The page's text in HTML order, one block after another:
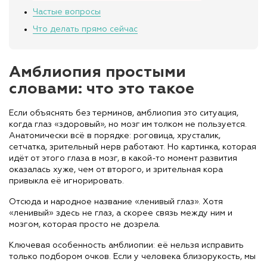
Частые вопросы
Что делать прямо сейчас
Амблиопия простыми
словами: что это такое
Если объяснять без терминов, амблиопия это ситуация,
когда глаз «здоровый», но мозг им толком не пользуется.
Анатомически всё в порядке: роговица, хрусталик,
сетчатка, зрительный нерв работают. Но картинка, которая
идёт от этого глаза в мозг, в какой-то момент развития
оказалась хуже, чем от второго, и зрительная кора
привыкла её игнорировать.
Отсюда и народное название «ленивый глаз». Хотя
«ленивый» здесь не глаз, а скорее связь между ним и
мозгом, которая просто не дозрела.
Ключевая особенность амблиопии: её нельзя исправить
только подбором очков. Если у человека близорукость, мы